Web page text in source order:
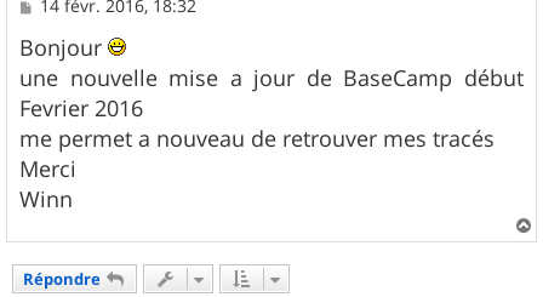
s
s
a
g
e
14 févr. 2016, 18:32
Bonjour
une nouvelle mise a jour de BaseCamp début
Fevrier 2016
me permet a nouveau de retrouver mes tracés
Merci
Winn
a
Répondre